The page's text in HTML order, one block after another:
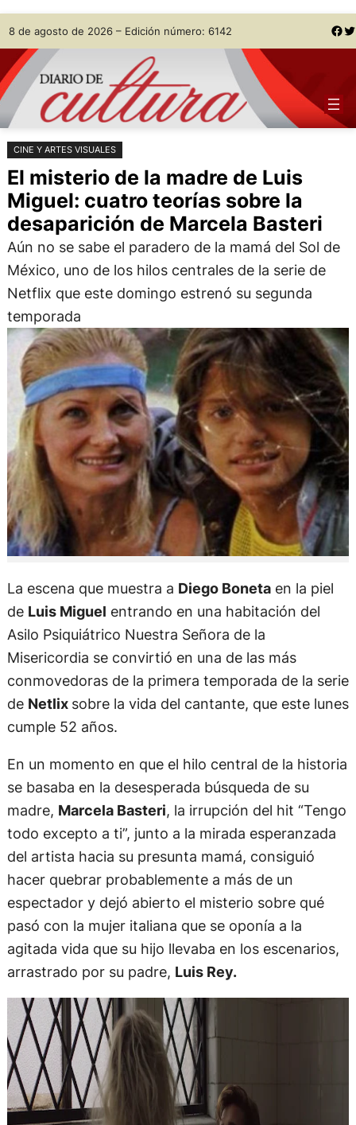
Saltar
al
contenido
Skip
to
content
8 de agosto de 2026 – Edición número: 6142 Facebook Twitter
CINE Y ARTES VISUALES
El misterio de la madre de Luis
Miguel: cuatro teorías sobre la
desaparición de Marcela Basteri
Aún no se sabe el paradero de la mamá del Sol de
México, uno de los hilos centrales de la serie de
Netflix que este domingo estrenó su segunda
temporada
La escena que muestra a Diego Bonetaen la piel
de Luis Miguel entrando en una habitación del
Asilo Psiquiátrico Nuestra Señora de la
Misericordia se convirtió en una de las más
conmovedoras de la primera temporada de la serie
de Netlix sobre la vida del cantante, que este lunes
cumple 52 años.
En un momento en que el hilo central de la historia
se basaba en la desesperada búsqueda de su
madre, Marcela Basteri, la irrupción del hit “Tengo
todo excepto a ti”, junto a la mirada esperanzada
del artista hacia su presunta mamá, consiguió
hacer quebrar probablemente a más de un
espectador y dejó abierto el misterio sobre qué
pasó con la mujer italiana que se oponía a la
agitada vida que su hijo llevaba en los escenarios,
arrastrado por su padre, Luis Rey.